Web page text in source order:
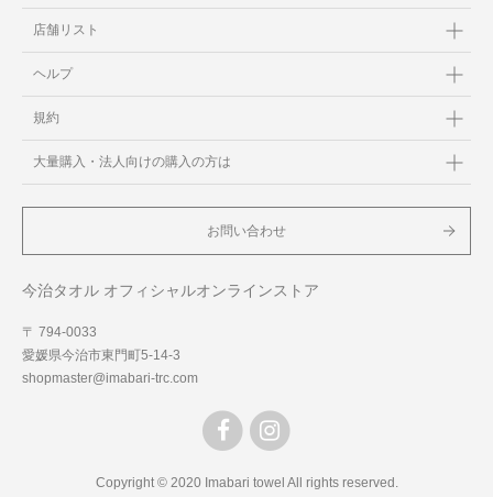
店舗リスト
ヘルプ
規約
大量購入・法人向けの購入の方は
お問い合わせ
今治タオル オフィシャルオンラインストア
〒 794-0033
愛媛県今治市東門町5-14-3
shopmaster@imabari-trc.com
Copyright © 2020 Imabari towel All rights reserved.